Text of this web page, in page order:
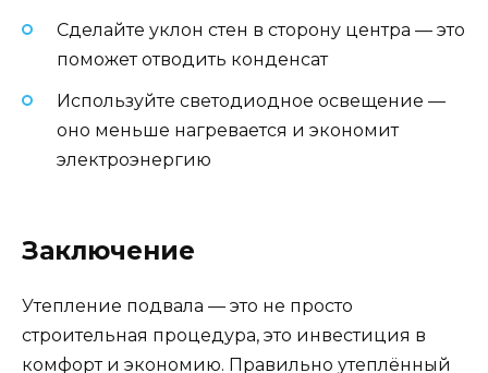
Сделайте уклон стен в сторону центра — это
поможет отводить конденсат
Используйте светодиодное освещение —
оно меньше нагревается и экономит
электроэнергию
Заключение
Утепление подвала — это не просто
строительная процедура, это инвестиция в
комфорт и экономию. Правильно утеплённый